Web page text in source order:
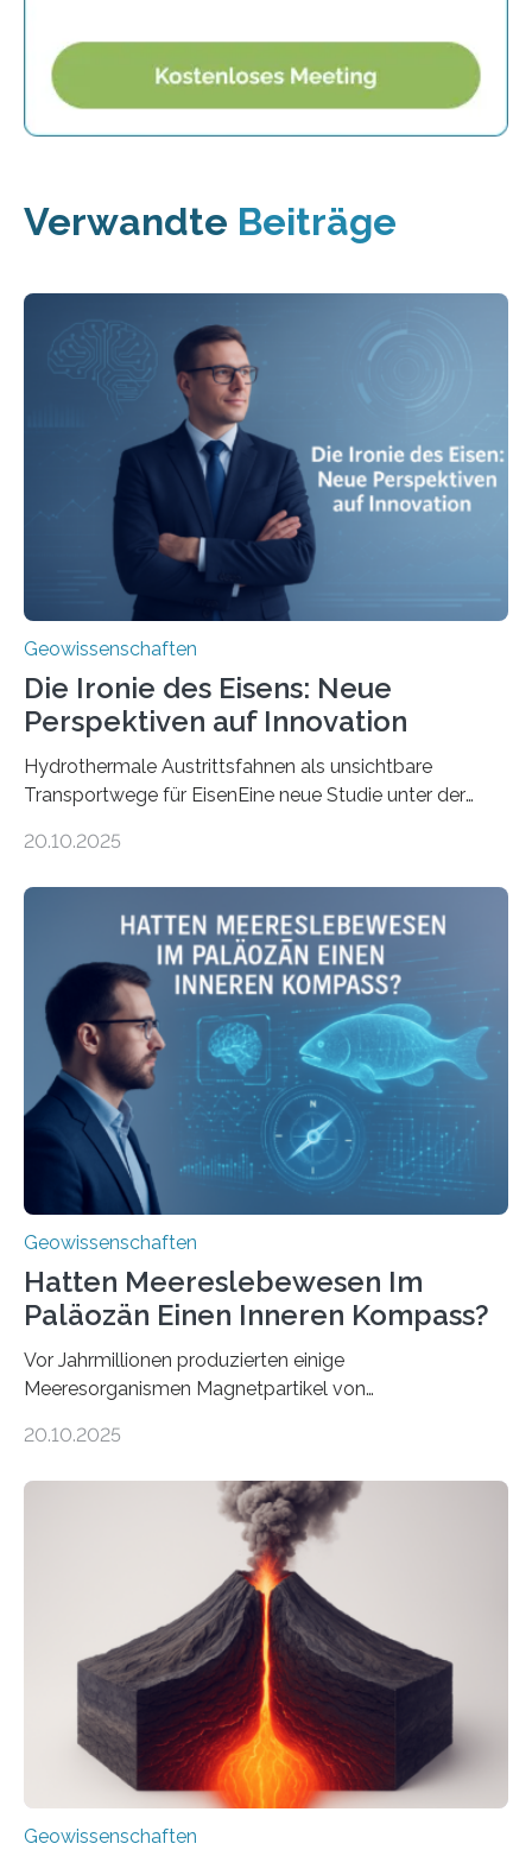
Verwandte Beiträge
Geowissenschaften
Die Ironie des Eisens: Neue
Perspektiven auf Innovation
Hydrothermale Austrittsfahnen als unsichtbare
Transportwege für EisenEine neue Studie unter der
Umweltwissenschaften der Universität Bremen –
Meeresboden die Eisenverfügbarkeit und den globalen
Stoffkreislauf im Ozean prägen. Die Überblicksstudie
mit dem Titel „Iron’s Irony“ ist in Communications Earth
& Environment erschienen. Die Studie fasst bestehende
Forschungsergebnisse zusammen und interpretiert sie
neu, um zu erklären, wie Eisen, das aus hydrothermalen
Systemen freigesetzt wird, über ganze Ozeanbecken
transportiert werden kann. „Das…
20.10.2025
Geowissenschaften
Hatten Meereslebewesen Im
Paläozän Einen Inneren Kompass?
Vor Jahrmillionen produzierten einige
Meeresorganismen Magnetpartikel von
Sedimenten zu finden sind. Nun ist es einem
Domänen auf einem dieser „Riesenmagnetfossilien” mit
einer raffinierten Methode an der Diamond-
Röntgenquelle zu kartieren. Ihre Analyse zeigt, dass
diese Partikel es den Organismen ermöglicht haben
könnten, winzige Schwankungen sowohl in der
Richtung als auch in der Intensität des Erdmagnetfelds
wahrzunehmen. Dadurch konnten sie sich verorten und
über den Ozean navigieren. Vor einigen Jahren…
20.10.2025
Geowissenschaften